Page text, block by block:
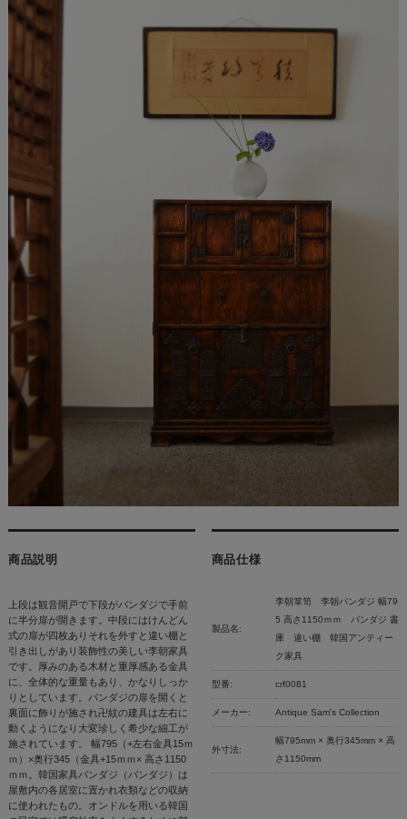
商品説明
上段は観音開戸で下段がバンダジで手前
に半分扉が開きます。中段にはけんどん
式の扉が四枚ありそれを外すと違い棚と
引き出しがあり装飾性の美しい李朝家具
です。厚みのある木材と重厚感ある金具
に、全体的な重量もあり、かなりしっか
りとしています。バンダジの扉を開くと
裏面に飾りが施され卍紋の建具は左右に
動くようになり大変珍しく希少な細工が
施されています。 幅795（+左右金具15ｍ
ｍ）×奥行345（金具+15ｍｍ× 高さ1150
ｍｍ。韓国家具パンダジ（バンダジ）は
屋敷内の各居室に置かれ衣類などの収納
に使われたもの。オンドルを用いる韓国
商品仕様
製品名:
李朝箪笥 李朝バンダジ 幅79
5 高さ1150ｍｍ パンダジ 書
庫 違い棚 韓国アンティー
ク家具
型番: crf0081
メーカー: Antique Sam's Collection
外寸法:
幅795mm × 奥行345mm × 高
さ1150mm